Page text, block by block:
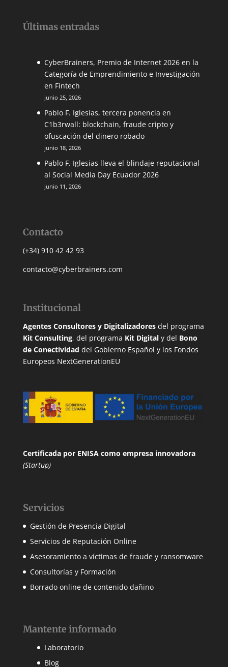
Últimas entradas
CyberBrainers, Premio de Internet 2026 en la
Categoría de Emprendimiento e Investigación
en Fintech
junio 25, 2026
Pablo F. Iglesias, tercera ponencia en
C1b3rwall: blockchain, fraude cripto y
ofuscación del dinero robado
junio 18, 2026
Pablo F. Iglesias lleva el blindaje reputacional
al Social Media Day Ecuador 2026
junio 11, 2026
Contacto
(+34) 910 42 42 93
contacto@cyberbrainers.com
Institucional
Agentes Consultores y Digitalizadoresdel programa
Kit Consulting, del programa Kit Digitaly del Bono
de Conectividad del Gobierno Español y los Fondos
Europeos NextGenerationEU
Certificada por ENISAcomo empresa innovadora
(Startup)
Servicios
Gestión de Presencia Digital
Servicios de Reputación Online
Asesoramiento a víctimas de fraude y ransomware
Consultorías y Formación
Borrado online de contenido dañino
Mantente informado
Laboratorio
Blog